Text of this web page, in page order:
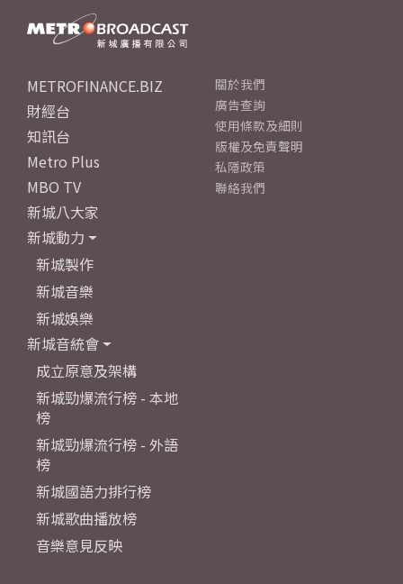
METROFINANCE.BIZ
財經台
知訊台
Metro Plus
MBO TV
新城八大家
新城動力
新城製作
新城音樂
新城娛樂
新城音統會
成立原意及架構
新城勁爆流行榜 - 本地
榜
新城勁爆流行榜 - 外語
榜
新城國語力排行榜
新城歌曲播放榜
音樂意見反映
關於我們
廣告查詢
使用條款及細則
版權及免責聲明
私隱政策
聯絡我們